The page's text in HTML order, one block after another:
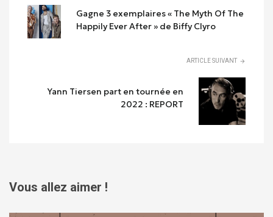
Gagne 3 exemplaires « The Myth Of The
Happily Ever After » de Biffy Clyro
ARTICLE SUIVANT
Yann Tiersen part en tournée en
2022 : REPORT
Vous allez aimer !